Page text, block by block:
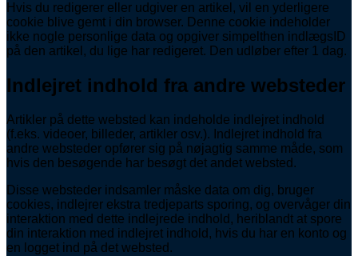
Hvis du redigerer eller udgiver en artikel, vil en yderligere
cookie blive gemt i din browser. Denne cookie indeholder
ikke nogle personlige data og opgiver simpelthen indlægsID
på den artikel, du lige har redigeret. Den udløber efter 1 dag.
Indlejret indhold fra andre websteder
Artikler på dette websted kan indeholde indlejret indhold
(f.eks. videoer, billeder, artikler osv.). Indlejret indhold fra
andre websteder opfører sig på nøjagtig samme måde, som
hvis den besøgende har besøgt det andet websted.
Disse websteder indsamler måske data om dig, bruger
cookies, indlejrer ekstra tredjeparts sporing, og overvåger din
interaktion med dette indlejrede indhold, heriblandt at spore
din interaktion med indlejret indhold, hvis du har en konto og
en logget ind på det websted.